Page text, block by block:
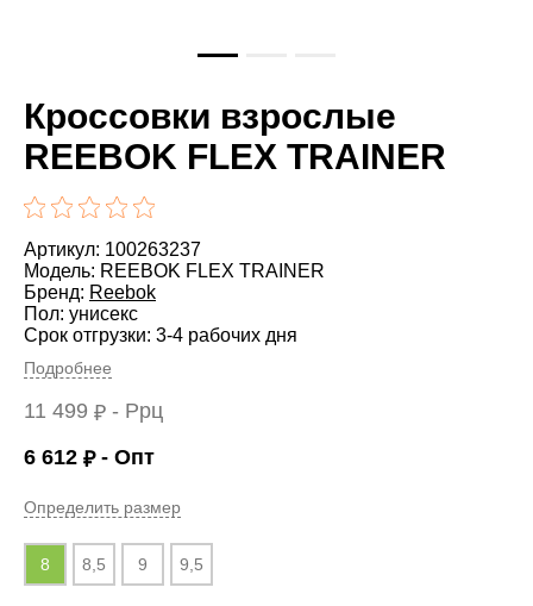
Кроссовки взрослые
REEBOK FLEX TRAINER
Артикул: 100263237
Модель: REEBOK FLEX TRAINER
Бренд: Reebok
Пол: унисекс
Срок отгрузки: 3-4 рабочих дня
Подробнее
11 499 ₽ - Ррц
6 612 ₽- Опт
Определить размер
8 8,5 9 9,5